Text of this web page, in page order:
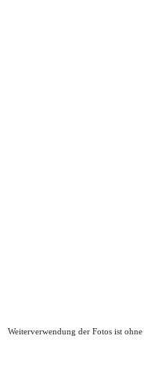
Weiterverwendung der Fotos ist